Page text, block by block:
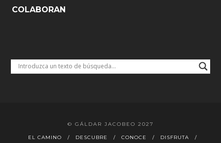
COLABORAN
© GÁLDAR JACOBEO 2027
EL CAMINO DESCUBRE CONOCE
DISFRUTA